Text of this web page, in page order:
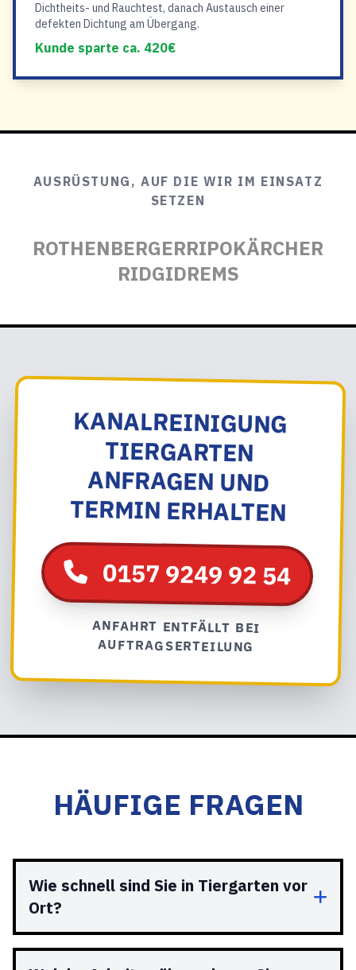
Dichtheits- und Rauchtest, danach Austausch einer
defekten Dichtung am Übergang.
Kunde sparte ca. 420€
AUSRÜSTUNG, AUF DIE WIR IM EINSATZ
SETZEN
ROTHENBERGERRIPOKÄRCHER
RIDGIDREMS
KANALREINIGUNG
TIERGARTEN
ANFRAGEN UND
TERMIN ERHALTEN
0157 9249 92 54
ANFAHRT ENTFÄLLT BEI
AUFTRAGSERTEILUNG
HÄUFIGE FRAGEN
Wie schnell sind Sie in Tiergarten vor
Ort?